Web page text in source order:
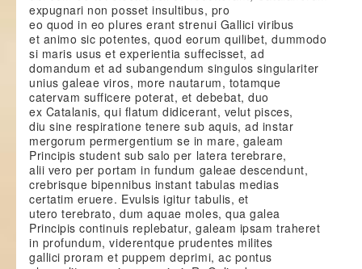
expugnari non posset insultibus, pro
eo quod in eo plures erant strenui Gallici viribus
et animo sic potentes, quod eorum quilibet, dummodo
si maris usus et experientia suffecisset, ad
domandum et ad subangendum singulos singulariter
unius galeae viros, more nautarum, totamque
catervam sufficere poterat, et debebat, duo
ex Catalanis, qui flatum didicerant, velut pisces,
diu sine respiratione tenere sub aquis, ad instar
mergorum permergentium se in mare, galeam
Principis student sub salo per latera terebrare,
alii vero per portam in fundum galeae descendunt,
crebrisque bipennibus instant tabulas medias
certatim eruere. Evulsis igitur tabulis, et
utero terebrato, dum aquae moles, qua galea
Principis continuis replebatur, galeam ipsam traheret
in profundum, viderentque prudentes milites
gallici proram et puppem deprimi, ac pontus